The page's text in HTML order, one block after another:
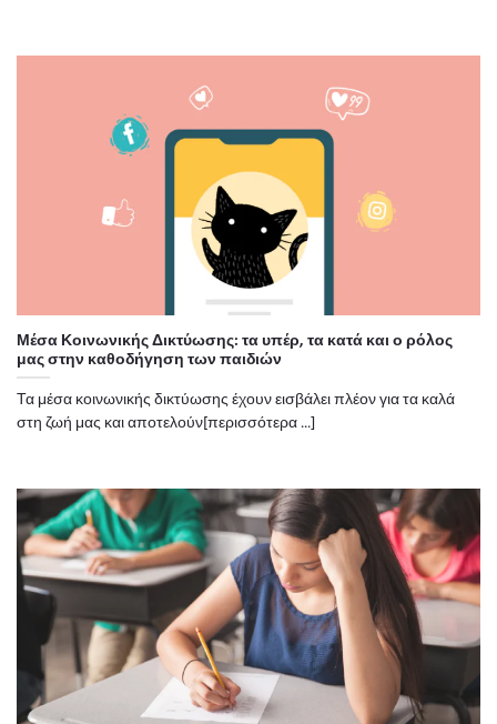
Μέσα Κοινωνικής Δικτύωσης: τα υπέρ, τα κατά και ο ρόλος
μας στην καθοδήγηση των παιδιών
Τα μέσα κοινωνικής δικτύωσης έχουν εισβάλει πλέον για τα καλά
στη ζωή μας και αποτελούν[περισσότερα ...]